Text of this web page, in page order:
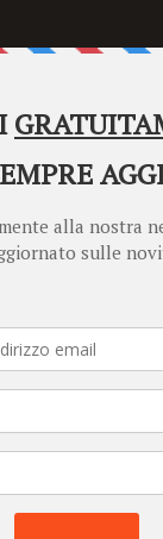
FORMULARI
Non ho firmato le mie